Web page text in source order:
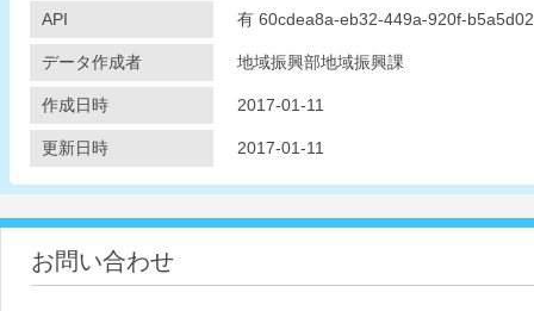
API 有 60cdea8a-eb32-449a-920f-
データ作成者 地域振興部地域振興課
作成日時 2017-01-11
更新日時 2017-01-11
お問い合わせ